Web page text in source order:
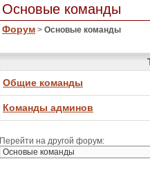
Основые команды
Форум > Основые команды
Общие команды
Команды админов
Перейти на другой форум: